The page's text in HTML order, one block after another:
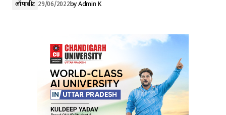
ऑफ़बीट 29/06/2022byAdmin K